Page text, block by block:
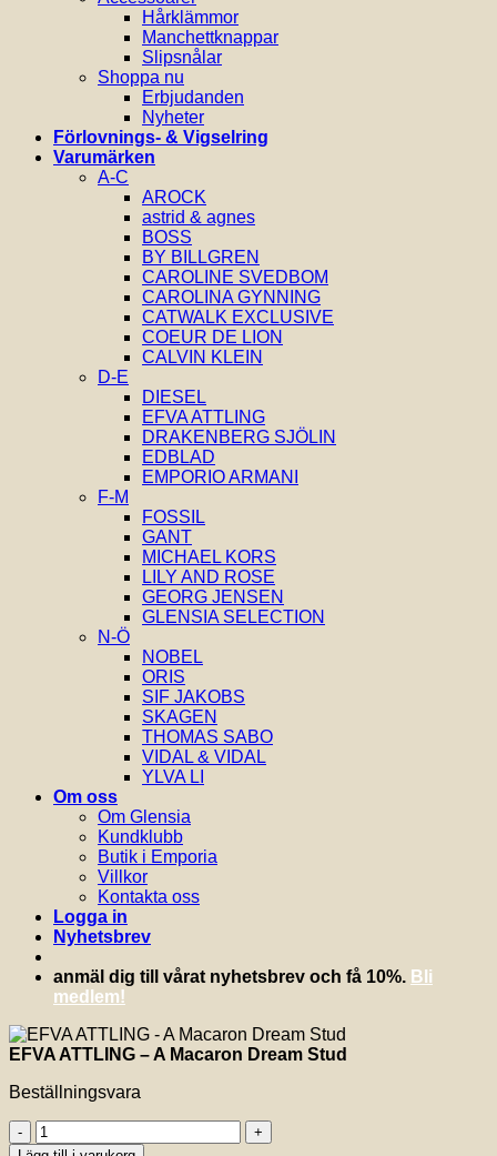
Hårklämmor
Manchettknappar
Slipsnålar
Shoppa nu
Erbjudanden
Nyheter
Förlovnings- & Vigselring
Varumärken
A-C
AROCK
astrid & agnes
BOSS
BY BILLGREN
CAROLINE SVEDBOM
CAROLINA GYNNING
CATWALK EXCLUSIVE
COEUR DE LION
CALVIN KLEIN
D-E
DIESEL
EFVA ATTLING
DRAKENBERG SJÖLIN
EDBLAD
EMPORIO ARMANI
F-M
FOSSIL
GANT
MICHAEL KORS
LILY AND ROSE
GEORG JENSEN
GLENSIA SELECTION
N-Ö
NOBEL
ORIS
SIF JAKOBS
SKAGEN
THOMAS SABO
VIDAL & VIDAL
YLVA LI
Om oss
Om Glensia
Kundklubb
Butik i Emporia
Villkor
Kontakta oss
Logga in
Nyhetsbrev
anmäl dig till vårat nyhetsbrev och få 10%. Bli
medlem!
EFVA ATTLING – A Macaron Dream Stud
Beställningsvara
EFVA
ATTLING